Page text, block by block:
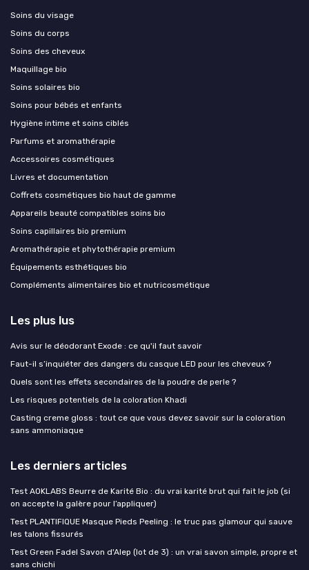
Soins du visage
Soins du corps
Soins des cheveux
Maquillage bio
Soins solaires bio
Soins pour bébés et enfants
Hygiène intime et soins ciblés
Parfums et aromathérapie
Accessoires cosmétiques
Livres et documentation
Coffrets cosmétiques bio haut de gamme
Appareils beauté compatibles soins bio
Soins capillaires bio premium
Aromathérapie et phytothérapie premium
Équipements esthétiques bio
Compléments alimentaires bio et nutricosmétique
Les plus lus
Avis sur le déodorant Exode : ce qu'il faut savoir
Faut-il s’inquiéter des dangers du casque LED pour les cheveux ?
Quels sont les effets secondaires de la poudre de perle ?
Les risques potentiels de la coloration Khadi
Casting creme gloss : tout ce que vous devez savoir sur la coloration
sans ammoniaque
Les derniers articles
Test AOKLABS Beurre de Karité Bio : du vrai karité brut qui fait le job (si
on accepte la galère pour l’appliquer)
Test PLANTIFIQUE Masque Pieds Peeling : le truc pas glamour qui sauve
les talons fissurés
Test Green Fadel Savon d'Alep (lot de 3) : un vrai savon simple, propre et
sans chichi